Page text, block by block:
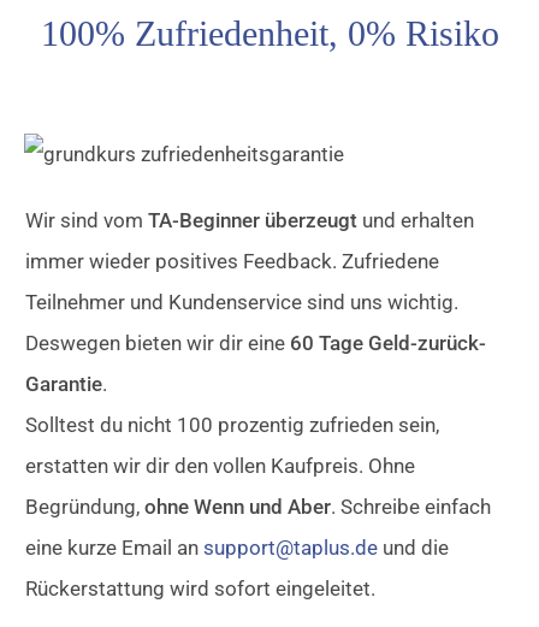
100% Zufriedenheit, 0% Risiko
Wir sind vom TA-Beginner überzeugt und erhalten
immer wieder positives Feedback. Zufriedene
Teilnehmer und Kundenservice sind uns wichtig.
Deswegen bieten wir dir eine 60 Tage Geld-zurück-
Garantie.
Solltest du nicht 100 prozentig zufrieden sein,
erstatten wir dir den vollen Kaufpreis. Ohne
Begründung, ohne Wenn und Aber. Schreibe einfach
eine kurze Email an support@taplus.de und die
Rückerstattung wird sofort eingeleitet.